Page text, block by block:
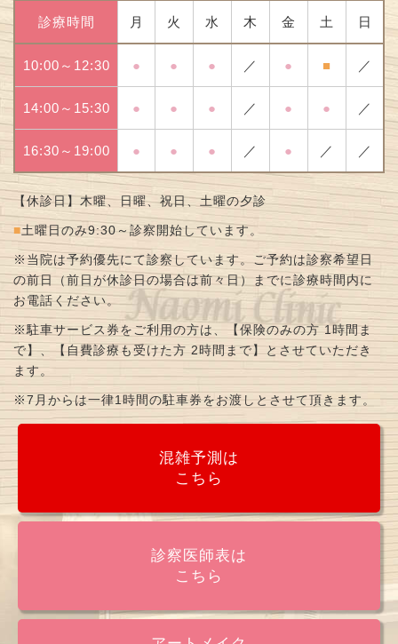
診療時間 月 火 水 木 金 土 日
10:00～12:30 ● ● ● ／ ● ■ ／
14:00～15:30 ● ● ● ／ ● ● ／
16:30～19:00 ● ● ● ／ ● ／ ／
【休診日】木曜、日曜、祝日、土曜の夕診
■土曜日のみ9:30～診察開始しています。
※当院は予約優先にて診察しています。ご予約は診察希望日
の前日（前日が休診日の場合は前々日）までに診療時間内に
お電話ください。
※駐車サービス券をご利用の方は、【保険のみの方 1時間ま
で】、【自費診療も受けた方 2時間まで】とさせていただき
ます。
※7月からは一律1時間の駐車券をお渡しとさせて頂きます。
混雑予測は
こちら
診察医師表は
こちら